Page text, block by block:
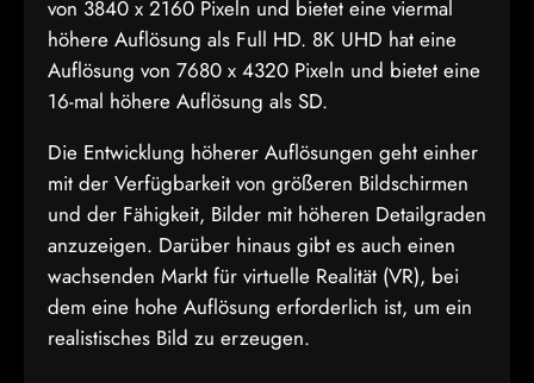
von 3840 x 2160 Pixeln und bietet eine viermal
höhere Auflösung als Full HD. 8K UHD hat eine
Auflösung von 7680 x 4320 Pixeln und bietet eine
16-mal höhere Auflösung als SD.
Die Entwicklung höherer Auflösungen geht einher
mit der Verfügbarkeit von größeren Bildschirmen
und der Fähigkeit, Bilder mit höheren Detailgraden
anzuzeigen. Darüber hinaus gibt es auch einen
wachsenden Markt für virtuelle Realität (VR), bei
dem eine hohe Auflösung erforderlich ist, um ein
realistisches Bild zu erzeugen.